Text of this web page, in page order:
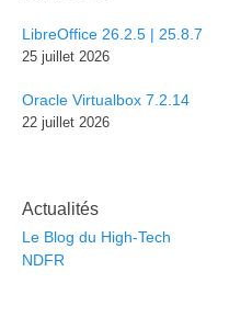
LibreOffice 26.2.5 | 25.8.7
25 juillet 2026
Oracle Virtualbox 7.2.14
22 juillet 2026
Actualités
Le Blog du High-Tech
NDFR